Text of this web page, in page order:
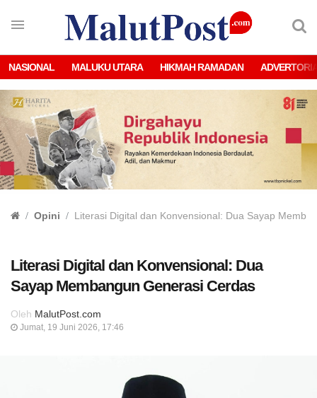
NASIONAL MALUKU UTARA HIKMAH RAMADAN
Opini Literasi Digital dan Konvensional: Dua Sayap
Literasi Digital dan Konvensional: Dua
Sayap Membangun Generasi Cerdas
Oleh MalutPost.com
Jumat, 19 Juni 2026, 17:46